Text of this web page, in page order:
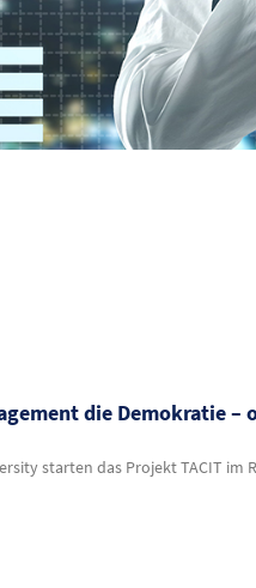
die Demokratie –
starten das Projekt TACIT